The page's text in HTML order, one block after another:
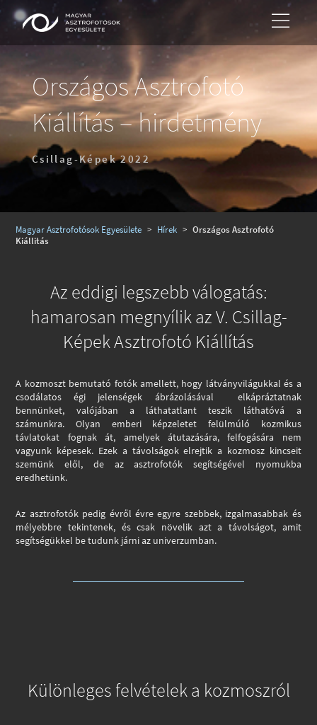
Országos Asztrofotó
Kiállítás – hirdetmény
Csillag-Képek 2022
Magyar Asztrofotósok Egyesülete > Hírek > Országos Asztrofotó
Kiállitás
Az eddigi legszebb válogatás:
hamarosan megnyílik az V. Csillag-
Képek Asztrofotó Kiállítás
A kozmoszt bemutató fotók amellett, hogy látványvilágukkal és a
csodálatos égi jelenségek ábrázolásával elkápráztatnak
bennünket, valójában a láthatatlant teszik láthatóvá a
számunkra.Olyan emberi képzeletet felülmúló kozmikus
távlatokat fognak át, amelyek átutazására,felfogására nem
vagyunk képesek. Ezek a távolságok elrejtik a kozmosz kincseit
szemünk elől, de az asztrofotók segítségével nyomukba
eredhetünk.
Az asztrofotók pedig évről évre egyre szebbek, izgalmasabbak és
mélyebbre tekintenek, és csak növelik azt a távolságot, amit
segítségükkel be tudunk járni az univerzumban.
Különleges felvételek a kozmoszról